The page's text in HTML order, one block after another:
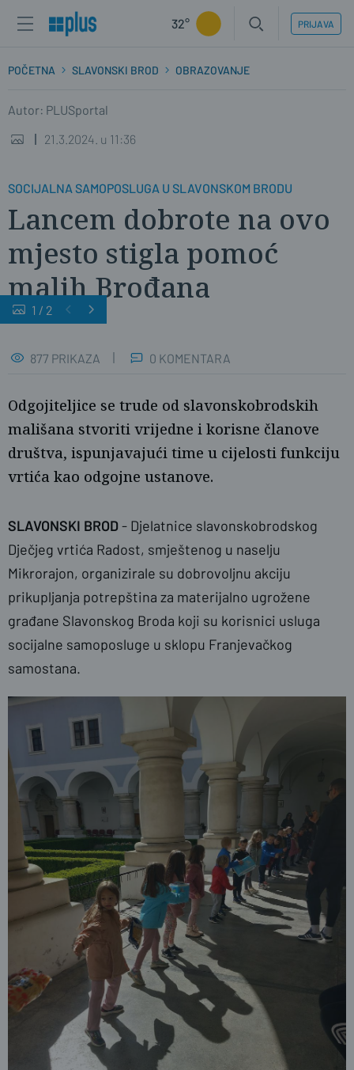
32° PRIJAVA
POČETNA SLAVONSKI BROD OBRAZOVANJE
Autor: PLUSportal
21.3.2024. u 11:36
SOCIJALNA SAMOPOSLUGA U SLAVONSKOM BRODU
Lancem dobrote na ovo
mjesto stigla pomoć
malih Brođana
1 / 2
877 PRIKAZA 0 KOMENTARA
Odgojiteljice se trude od slavonskobrodskih
mališana stvoriti vrijedne i korisne članove
društva, ispunjavajući time u cijelosti funkciju
vrtića kao odgojne ustanove.
SLAVONSKI BROD- Djelatnice slavonskobrodskog
Dječjeg vrtića Radost, smještenog u naselju
Mikrorajon, organizirale su dobrovoljnu akciju
prikupljanja potrepština za materijalno ugrožene
građane Slavonskog Broda koji su korisnici usluga
socijalne samoposluge u sklopu Franjevačkog
samostana.